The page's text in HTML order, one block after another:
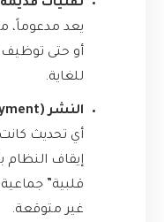
تقنيات
يعد مدعوماً،
أو حتى
للغاية.
النشر (Deployment) كابوس:
أي تحديث
إيقاف النظام
قلبية”
غير متوقعة.